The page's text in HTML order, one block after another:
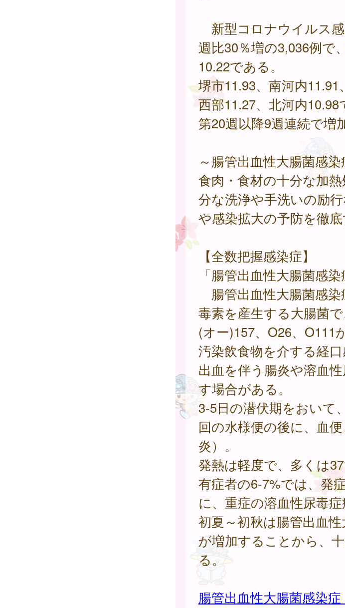
新型コロナウイルス
週比30％増の3,036例で
10.22である。
堺市11.93、南河内
西部11.27、北河内10.98
第20週以降9週連続で増
～腸管出血性大腸菌感染
食肉・食材の十分な加
分な洗浄や手洗いの励
や感染拡大の予防を徹
【全数把握感染症】
「腸管出血性大腸菌感染
腸管出血性大腸菌感染
毒素を産生する大腸菌
(オー)157、O26、O111
汚染飲食物を介する経口
出血を伴う腸炎や溶血
す場合がある。
3-5日の潜伏期をおいて
回の水様便の後に、血
炎）。
発熱は軽度で、多くは
有症者の6-7%では、発
に、重症の溶血性尿毒症
初夏～初秋は腸管出血
が増加することから、
る。
腸管出血性大腸菌感染